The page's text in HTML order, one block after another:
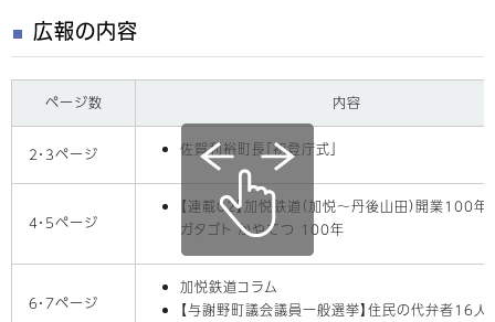
広報の内容
ページ数 内容
2・3ページ 佐賀利裕町長「初登庁式」
4・5ページ
【連載02】加悦鉄道（加悦〜丹後山田）開業100年
ガタゴト かやてつ 100年
6・7ページ
加悦鉄道コラム
【与謝野町議会議員一般選挙】住民の代弁者16人が